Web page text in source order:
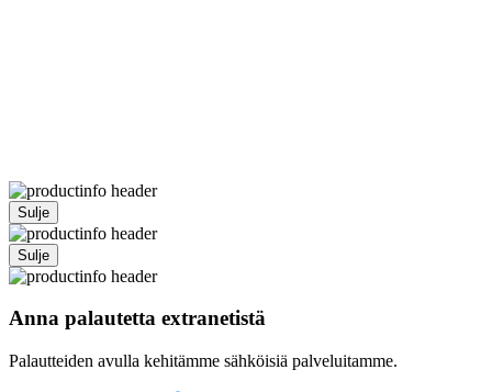
Sulje
Sulje
Anna palautetta extranetistä
Palautteiden avulla kehitämme sähköisiä palveluitamme.